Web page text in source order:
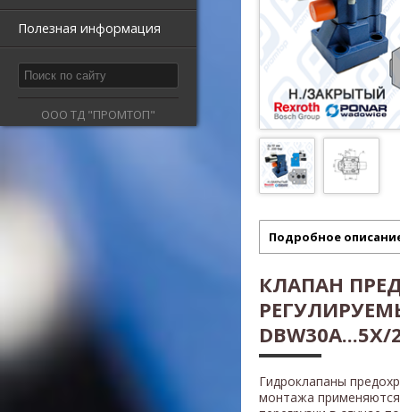
Полезная информация
ООО ТД "ПРОМТОП"
Подробное
КЛАПАН
DBW30A...5X/
Гидроклапаны
монтажа